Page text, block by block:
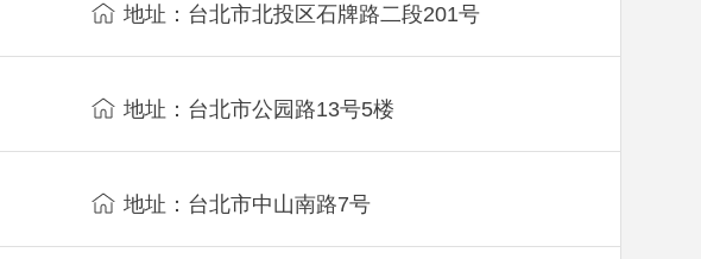
地址：台北市北投区石牌路二段201号
地址：台北市公园路13号5楼
地址：台北市中山南路7号